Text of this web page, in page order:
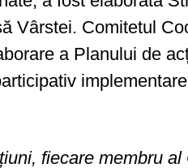
Vârstei. Comitetul
a Planului de
fiecare membru